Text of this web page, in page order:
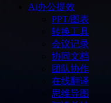
Ai办公提效
PPT/图表
转换工具
会议记录
协同文档
团队协作
在线翻译
思维导图